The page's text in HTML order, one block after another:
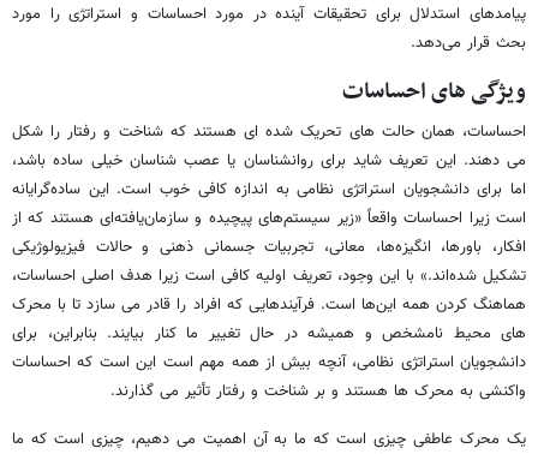
پیامدهای استدلال برای تحقیقات آینده در مورد احساسات و استراتژی را مورد
بحث قرار می‌دهد.
ویژگی های احساسات
احساسات، همان حالت های تحریک شده ای هستند که شناخت و رفتار را شکل
می دهند. این تعریف شاید برای روانشناسان یا عصب شناسان خیلی ساده باشد،
اما برای دانشجویان استراتژی نظامی به اندازه کافی خوب است. این ساده‌گرایانه
است زیرا احساسات واقعاً «زیر سیستم‌های پیچیده و سازمان‌یافته‌ای هستند که از
افکار، باورها، انگیزه‌ها، معانی، تجربیات جسمانی ذهنی و حالات فیزیولوژیکی
تشکیل شده‌اند.» با این وجود، تعریف اولیه کافی است زیرا هدف اصلی احساسات،
هماهنگ کردن همه این‌ها است. فرآیندهایی که افراد را قادر می سازد تا با محرک
های محیط نامشخص و همیشه در حال تغییر ما کنار بیایند. بنابراین، برای
دانشجویان استراتژی نظامی، آنچه بیش از همه مهم است این است که احساسات
واکنشی به محرک ها هستند و بر شناخت و رفتار تأثیر می گذارند.
یک محرک عاطفی چیزی است که ما به آن اهمیت می دهیم، چیزی است که ما